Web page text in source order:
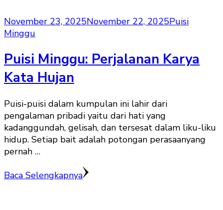
November 23, 2025November 22, 2025Puisi
Minggu
Puisi Minggu: Perjalanan Karya
Kata Hujan
Puisi-puisi dalam kumpulan ini lahir dari
pengalaman pribadi yaitu dari hati yang
kadanggundah, gelisah, dan tersesat dalam liku-liku
hidup. Setiap bait adalah potongan perasaanyang
pernah …
Baca Selengkapnya